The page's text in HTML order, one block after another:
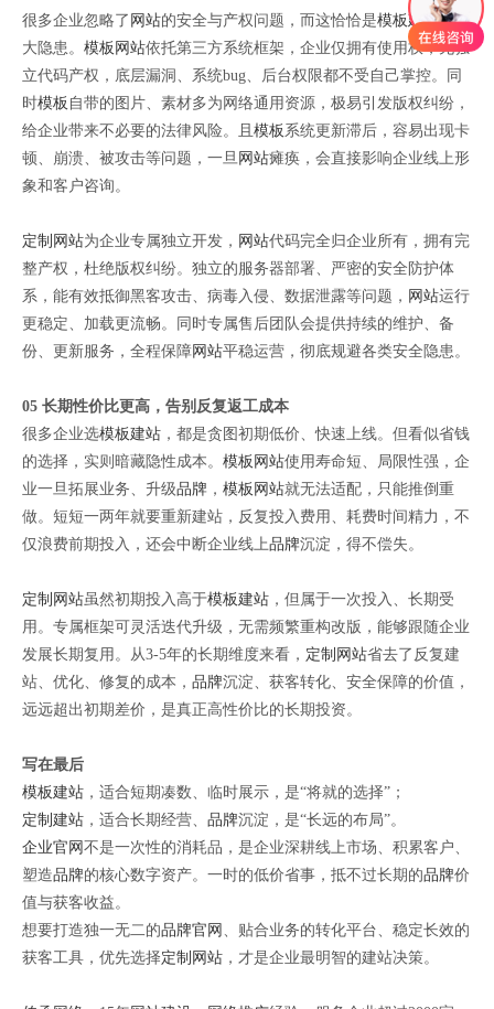
很多企业忽略了 网站的安全与产权问题，而这恰恰是模板建站的巨
大隐患。 模板网站依托第三方系统框架，企业仅拥有使用权，无独
立代码产权，底层漏洞、系统bug、后台权限都不受自己掌控。同
时模板 自带的图片、素材多为网络通用资源，极易引发版权纠纷，
给企业带来不必要的法律风险。且 模板 系统更新滞后，容易出现卡
顿、崩溃、被攻击等问题，一旦网站瘫痪，会直接影响企业线上形
象和客户咨询。
定制网站为企业专属独立开发， 网站代码完全归企业所有，拥有完
整产权，杜绝版权纠纷。独立的服务器部署、严密的安全防护体
系，能有效抵御黑客攻击、病毒入侵、数据泄露等问题， 网站运行
更稳定、加载更流畅。同时专属售后团队会提供持续的维护、备
份、更新服务，全程保障网站平稳运营，彻底规避各类安全隐患。
05 长期性价比更高，告别反复返工成本
很多企业选模板建站 ，都是贪图初期低价、快速上线。但看似省钱
的选择，实则暗藏隐性成本。 模板网站使用寿命短、局限性强，企
业一旦拓展业务、升级品牌 ， 模板网站就无法适配，只能推倒重
做。短短一两年就要重新建站，反复投入费用、耗费时间精力，不
仅浪费前期投入，还会中断企业线上品牌沉淀，得不偿失。
定制网站虽然初期投入高于模板建站 ，但属于一次投入、长期受
用。专属框架可灵活迭代升级，无需频繁重构改版，能够跟随企业
发展长期复用。从3-5年的长期维度来看， 定制网站省去了反复建
站、优化、修复的成本， 品牌沉淀、获客转化、安全保障的价值，
远远超出初期差价，是真正高性价比的长期投资。
写在最后
模板建站 ，适合短期凑数、临时展示，是“将就的选择”；
定制建站 ，适合长期经营、 品牌沉淀，是“长远的布局”。
企业官网 不是一次性的消耗品，是企业深耕线上市场、积累客户、
塑造品牌的核心数字资产。一时的低价省事，抵不过长期的品牌价
值与获客收益。
想要打造独一无二的品牌官网 、贴合业务的转化平台、稳定长效的
获客工具，优先选择定制网站 ，才是企业最明智的建站决策。